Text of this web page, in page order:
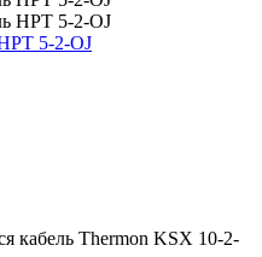
5-2-OJ